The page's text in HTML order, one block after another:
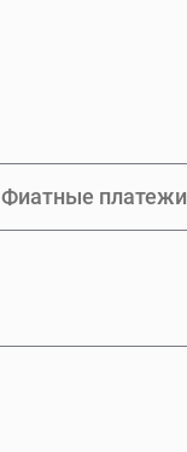
Фиатные платежи